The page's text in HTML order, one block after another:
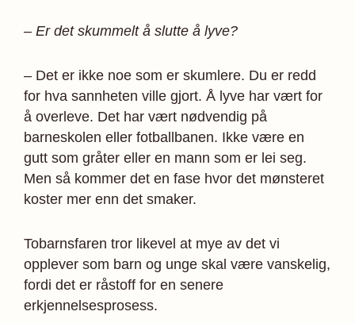
– Er det skummelt å slutte å lyve?
– Det er ikke noe som er skumlere. Du er redd
for hva sannheten ville gjort. Å lyve har vært for
å overleve. Det har vært nødvendig på
barneskolen eller fotballbanen. Ikke være en
gutt som gråter eller en mann som er lei seg.
Men så kommer det en fase hvor det mønsteret
koster mer enn det smaker.
Tobarnsfaren tror likevel at mye av det vi
opplever som barn og unge skal være vanskelig,
fordi det er råstoff for en senere
erkjennelsesprosess.